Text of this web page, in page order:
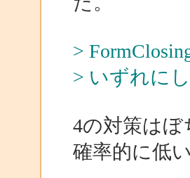
>
> いずれに
4の対策は
確率的に低